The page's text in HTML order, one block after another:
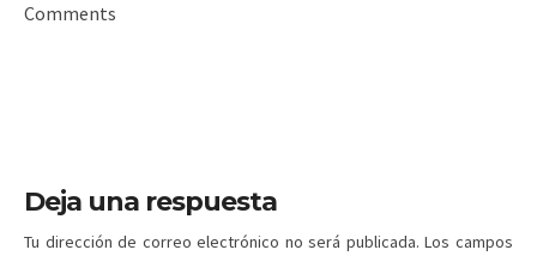
Comments
Deja una respuesta
Tu dirección de correo electrónico no será publicada. Los campos